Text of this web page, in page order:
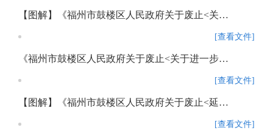
【图解】《福州市鼓楼区人民政府关于废止<关于进一步加强鼓楼区历史文化街区长效管理实施办法（试行）>的通知》政策解读
[查看文件]
《福州市鼓楼区人民政府关于废止<关于进一步加强鼓楼区历史文化街区长效管理实施办法（试行）>的通知》政策解读
[查看文件]
【图解】《福州市鼓楼区人民政府关于废止<延续促进总部经济发展政策>的通知》政策解读
[查看文件]